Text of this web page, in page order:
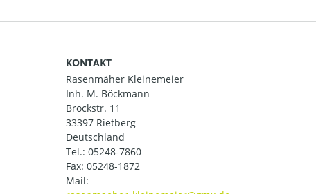
KONTAKT
Rasenmäher Kleinemeier
Inh. M. Böckmann
Brockstr. 11
33397 Rietberg
Deutschland
Tel.: 05248-7860
Fax: 05248-1872
Mail: